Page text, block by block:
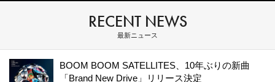
RECENT NEWS
最新ニュース
BOOM BOOM SATELLITES、10年ぶりの新曲
「Brand New Drive」リリース決定